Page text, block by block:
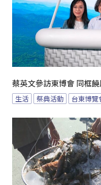
蔡英文參訪東博會 同框
生活 祭典活動 台東博覽